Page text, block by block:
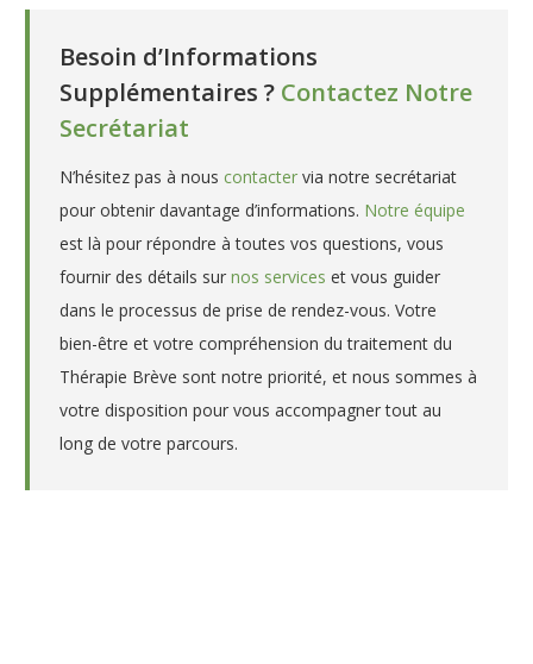
Besoin d’Informations
Supplémentaires ? Contactez Notre
Secrétariat
N’hésitez pas à nous contacter via notre secrétariat
pour obtenir davantage d’informations. Notre équipe
est là pour répondre à toutes vos questions, vous
fournir des détails sur nos services et vous guider
dans le processus de prise de rendez-vous. Votre
bien-être et votre compréhension du traitement du
Thérapie Brève sont notre priorité, et nous sommes à
votre disposition pour vous accompagner tout au
long de votre parcours.